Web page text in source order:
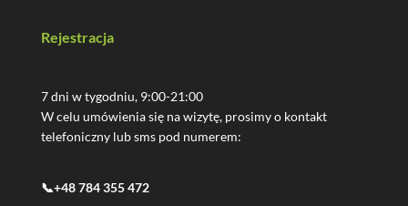
Rejestracja
7 dni w tygodniu, 9:00-21:00
W celu umówienia się na wizytę, prosimy o kontakt
telefoniczny lub sms pod numerem:
📞+48 784 355 472